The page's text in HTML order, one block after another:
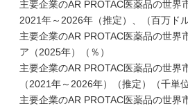
主要企業のAR PROTAC医薬品の世界
2021年～2026年（推定）、（百万ドル
主要企業のAR PROTAC医薬品の世界
ア（2025年）（％）
主要企業のAR PROTAC医薬品の世界
（2021年～2026年）（推定）（千単位
主要企業のAR PROTAC医薬品の世界